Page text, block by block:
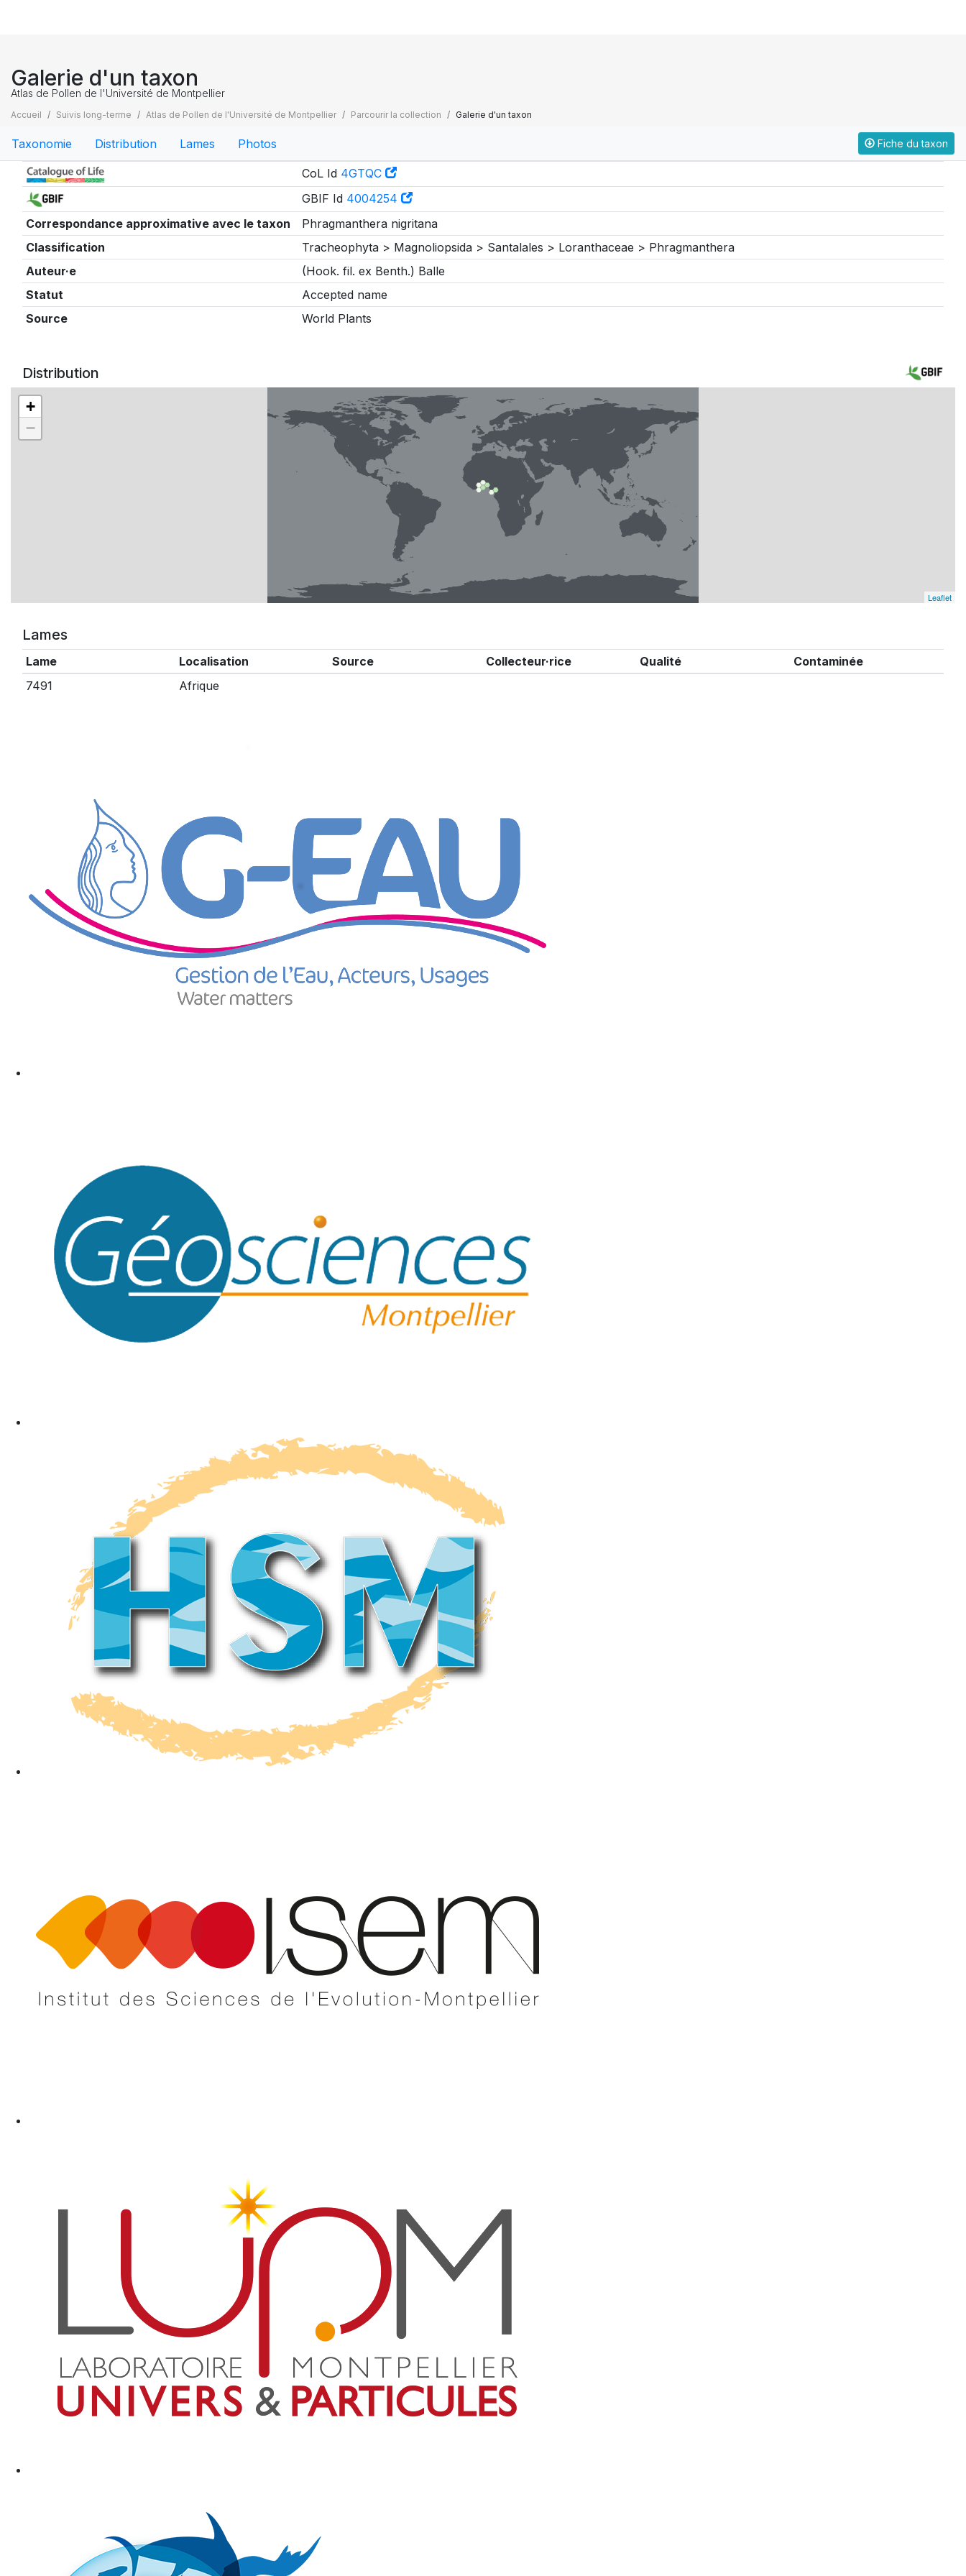
Galerie d'un taxon
Atlas de Pollen de l'Université de Montpellier
Accueil Suivis long-terme Atlas de Pollen de l'Université de Montpellier Parcourir la collection Galerie d'un taxon
Taxonomie Distribution Lames Photos Fiche du taxon
Taxonomie
CoL Id 4GTQC
GBIF Id 4004254
Correspondance approximative avec le taxon
Phragmanthera nigritana
Classification
Tracheophyta > Magnoliopsida > Santalales > Loranthaceae > Phragmanthera
Auteur·e
(Hook. fil. ex Benth.) Balle
Statut
Accepted name
Source
World Plants
Distribution
+
−
Leaflet
Lames
Lame Localisation Source Collecteur·rice Qualité
Contaminée
7491
Afrique